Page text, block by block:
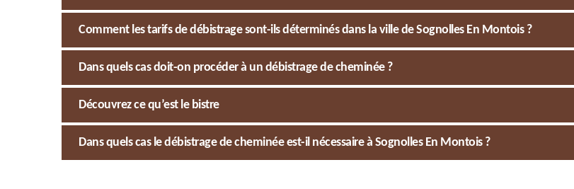
Comment les tarifs de débistrage sont-ils déterminés dans la ville de Sognolles En Montois ?
Dans quels cas doit-on procéder à un débistrage de cheminée ?
Découvrez ce qu’est le bistre
Dans quels cas le débistrage de cheminée est-il nécessaire à Sognolles En Montois ?